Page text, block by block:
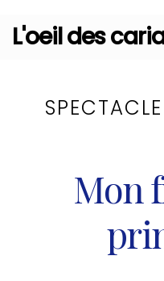
L'oeil des
Mon